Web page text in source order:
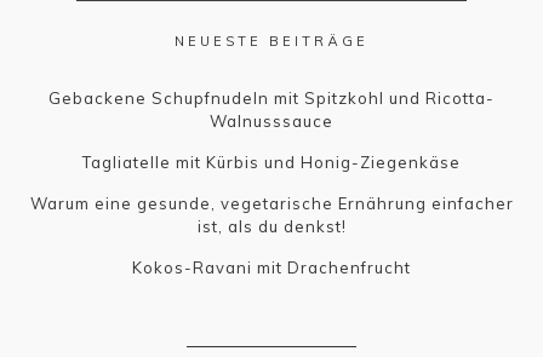
NEUESTE BEITRÄGE
Gebackene Schupfnudeln mit Spitzkohl und Ricotta-
Walnusssauce
Tagliatelle mit Kürbis und Honig-Ziegenkäse
Warum eine gesunde, vegetarische Ernährung einfacher
ist, als du denkst!
Kokos-Ravani mit Drachenfrucht